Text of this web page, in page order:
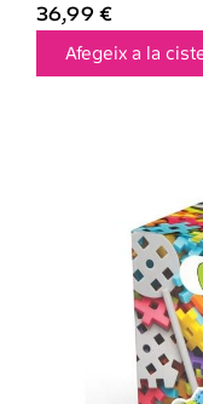
36,99 €
Afegeix a la